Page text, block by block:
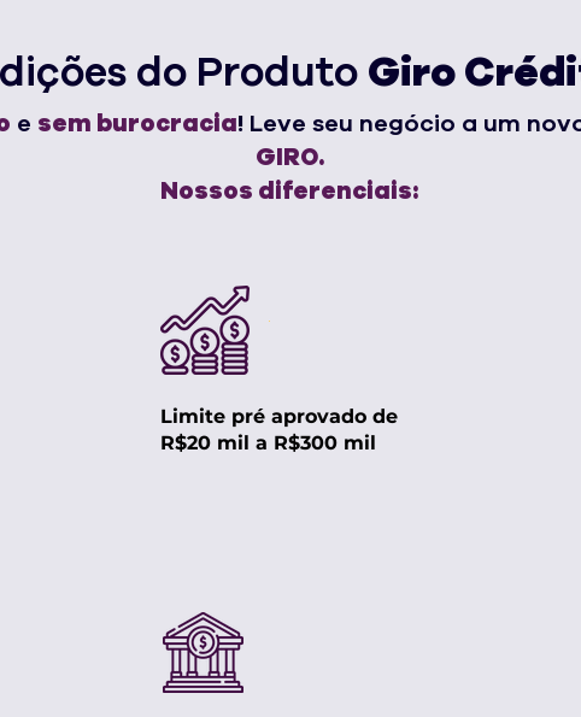
do ProdutoGiro
e sem burocracia! Leve seu negócio a um
GIRO.
Nossos diferenciais:
Limite pré aprovado de
R$20 mil a R$300 mil